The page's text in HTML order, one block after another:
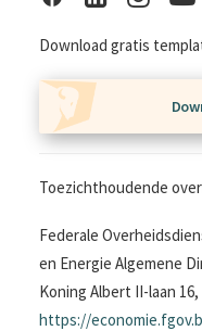
Download gratis
Toezichthoudende
Federale
en Energie Algemene
Koning Albert II-laan
https://